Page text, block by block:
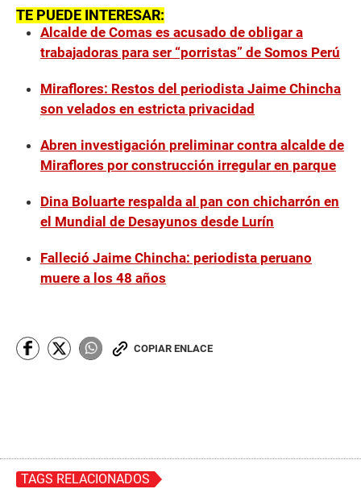
TE PUEDE INTERESAR:
Alcalde de Comas es acusado de obligar a
trabajadoras para ser “porristas” de Somos Perú
Miraflores: Restos del periodista Jaime Chincha
son velados en estricta privacidad
Abren investigación preliminar contra alcalde de
Miraflores por construcción irregular en parque
Dina Boluarte respalda al pan con chicharrón en
el Mundial de Desayunos desde Lurín
Falleció Jaime Chincha: periodista peruano
muere a los 48 años
COPIAR ENLACE
TAGS RELACIONADOS